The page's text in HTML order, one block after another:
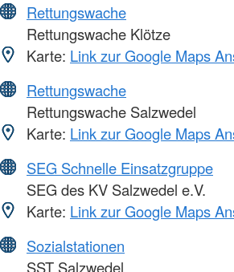
Rettungswache
Rettungswache Klötze
Karte: Link zur Google Maps
Rettungswache
Rettungswache Salzwedel
Karte: Link zur Google Maps
SEG Schnelle Einsatzgruppe
SEG des KV Salzwedel e.V.
Karte: Link zur Google Maps
Sozialstationen
SST Salzwedel